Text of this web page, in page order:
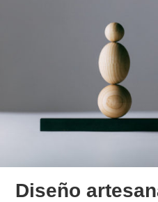
Diseño